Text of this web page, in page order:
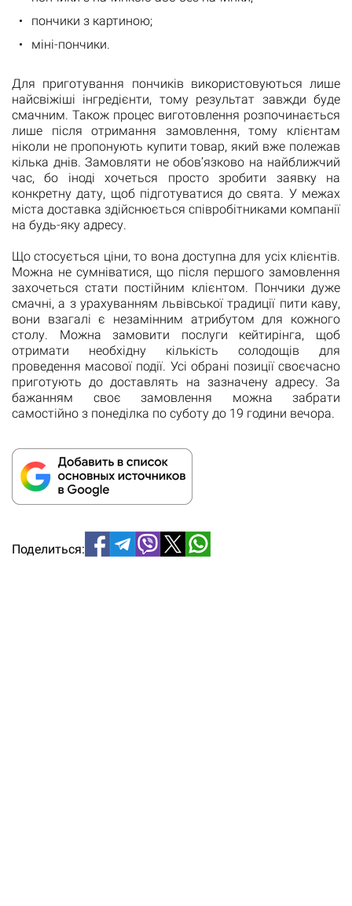
пончики з картиною;
міні-пончики.
Для приготування пончиків використовуються лише
найсвіжіші інгредієнти, тому результат завжди буде
смачним. Також процес виготовлення розпочинається
лише після отримання замовлення, тому клієнтам
ніколи не пропонують купити товар, який вже полежав
кілька днів. Замовляти не обов’язково на найближчий
час, бо іноді хочеться просто зробити заявку на
конкретну дату, щоб підготуватися до свята. У межах
міста доставка здійснюється співробітниками компанії
на будь-яку адресу.
Що стосується ціни, то вона доступна для усіх клієнтів.
Можна не сумніватися, що після першого замовлення
захочеться стати постійним клієнтом. Пончики дуже
смачні, а з урахуванням львівської традиції пити каву,
вони взагалі є незамінним атрибутом для кожного
столу. Можна замовити послуги кейтирінга, щоб
отримати необхідну кількість солодощів для
проведення масової події. Усі обрані позиції своєчасно
приготують до доставлять на зазначену адресу. За
бажанням своє замовлення можна забрати
самостійно з понеділка по суботу до 19 години вечора.
Поделиться: